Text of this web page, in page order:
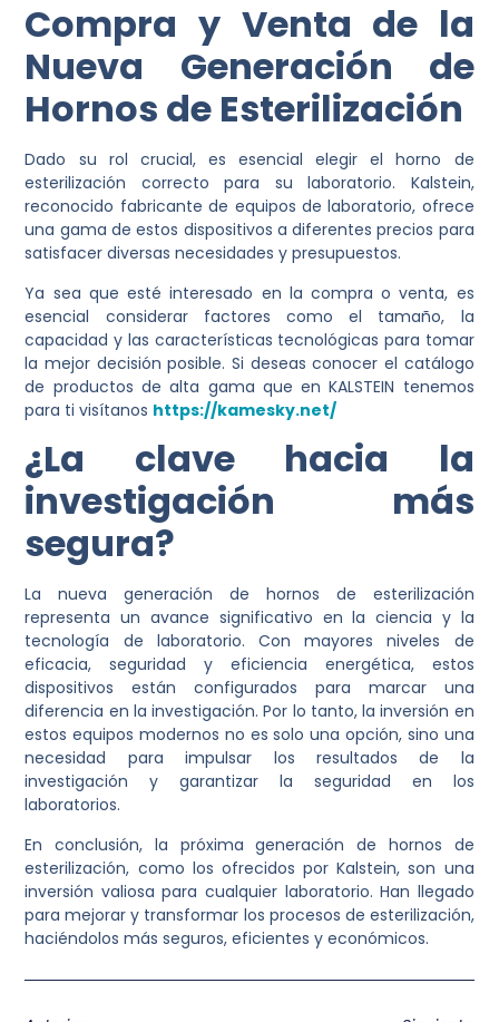
Compra y Venta de la
Nueva Generación de
Hornos de Esterilización
Dado su rol crucial, es esencial elegir el horno de
esterilización correcto para su laboratorio. Kalstein,
reconocido fabricante de equipos de laboratorio, ofrece
una gama de estos dispositivos a diferentes precios para
satisfacer diversas necesidades y presupuestos.
Ya sea que esté interesado en la compra o venta, es
esencial considerar factores como el tamaño, la
capacidad y las características tecnológicas para tomar
la mejor decisión posible. Si deseas conocer el catálogo
de productos de alta gama que en KALSTEIN tenemos
para ti visítanos https://kamesky.net/
¿La clave hacia la
investigación más
segura?
La nueva generación de hornos de esterilización
representa un avance significativo en la ciencia y la
tecnología de laboratorio. Con mayores niveles de
eficacia, seguridad y eficiencia energética, estos
dispositivos están configurados para marcar una
diferencia en la investigación. Por lo tanto, la inversión en
estos equipos modernos no es solo una opción, sino una
necesidad para impulsar los resultados de la
investigación y garantizar la seguridad en los
laboratorios.
En conclusión, la próxima generación de hornos de
esterilización, como los ofrecidos por Kalstein, son una
inversión valiosa para cualquier laboratorio. Han llegado
para mejorar y transformar los procesos de esterilización,
haciéndolos más seguros, eficientes y económicos.